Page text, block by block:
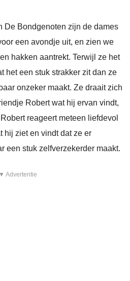
De Bondgenoten zijn de dames
een avondje uit, en zien we
hakken aantrekt. Terwijl ze het
het een stuk strakker zit dan ze
onzeker maakt. Ze draait zich
Robert wat hij ervan vindt,
reageert meteen liefdevol
hij ziet en vindt dat ze er
een stuk zelfverzekerder maakt.
▼ Advertentie